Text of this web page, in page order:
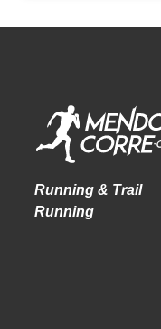
Running & Trail
Running